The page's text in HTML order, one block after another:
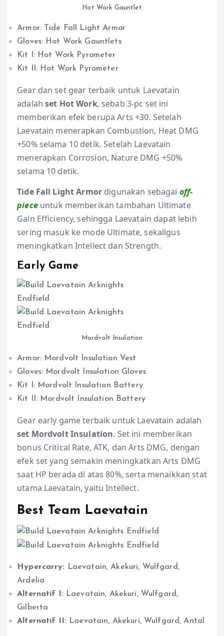
Hot Work Gauntlet
Armor: Tide Fall Light Armor
Gloves: Hot Work Gauntlets
Kit I: Hot Work Pyrometer
Kit II: Hot Work Pyrometer
Gear dan set gear terbaik untuk Laevatain
adalahset Hot Work, sebab 3-pc set ini
memberikan efek berupa Arts +30. Setelah
Laevatain menerapkan Combustion, Heat DMG
+50% selama 10 detik. Setelah Laevatain
menerapkan Corrosion, Nature DMG +50%
selama 10 detik.
Tide Fall Light Armor digunakan sebagai off-
pieceuntuk memberikan tambahan Ultimate
Gain Efficiency, sehingga Laevatain dapat lebih
sering masuk ke mode Ultimate, sekaligus
meningkatkan Intellect dan Strength.
Early Game
Mordvolt Insulation
Armor: Mordvolt Insulation Vest
Gloves: Mordvolt Insulation Gloves
Kit I: Mordvolt Insulation Battery
Kit II: Mordvolt Insulation Battery
Gear early game terbaik untuk Laevatain adalah
set Mordvolt Insulation. Set ini memberikan
bonus Critical Rate, ATK, dan Arts DMG, dengan
efek set yang semakin meningkatkan Arts DMG
saat HP berada di atas 80%, serta menaikkan stat
utama Laevatain, yaitu Intellect.
Best Team Laevatain
Hypercarry:
Laevatain, Akekuri, Wulfgard,
Ardelia
Alternatif I: Laevatain, Akekuri, Wulfgard,
Gilberta
Alternatif II: Laevatain, Akekuri, Wulfgard, Antal